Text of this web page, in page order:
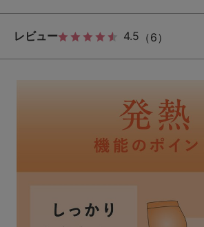
レビュー 4.5 （6）